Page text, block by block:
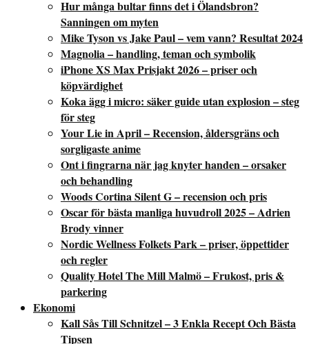
Hur många bultar finns det i Ölandsbron?
Sanningen om myten
Mike Tyson vs Jake Paul – vem vann? Resultat 2024
Magnolia – handling, teman och symbolik
iPhone XS Max Prisjakt 2026 – priser och
köpvärdighet
Koka ägg i micro: säker guide utan explosion – steg
för steg
Your Lie in April – Recension, åldersgräns och
sorgligaste anime
Ont i fingrarna när jag knyter handen – orsaker
och behandling
Woods Cortina Silent G – recension och pris
Oscar för bästa manliga huvudroll 2025 – Adrien
Brody vinner
Nordic Wellness Folkets Park – priser, öppettider
och regler
Quality Hotel The Mill Malmö – Frukost, pris &
parkering
Ekonomi
Kall Sås Till Schnitzel – 3 Enkla Recept Och Bästa
Tipsen